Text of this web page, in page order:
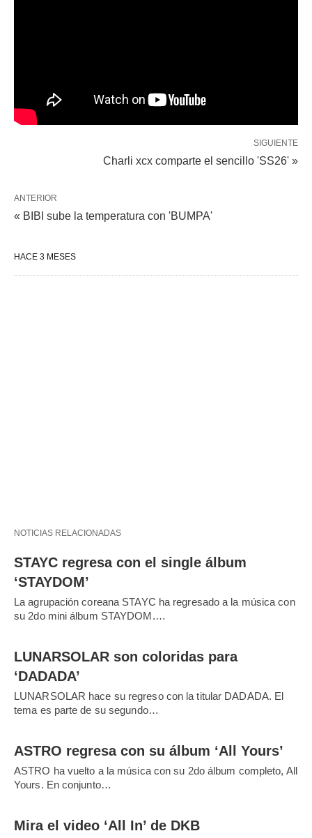
SIGUIENTE
Charli xcx comparte el sencillo 'SS26' »
ANTERIOR
« BIBI sube la temperatura con 'BUMPA'
HACE 3 MESES
NOTICIAS RELACIONADAS
STAYC regresa con el single álbum
‘STAYDOM’
La agrupación coreana STAYC ha regresado a la música con
su 2do mini álbum STAYDOM.…
LUNARSOLAR son coloridas para
‘DADADA’
LUNARSOLAR hace su regreso con la titular DADADA. El
tema es parte de su segundo…
ASTRO regresa con su álbum ‘All Yours’
ASTRO ha vuelto a la música con su 2do álbum completo, All
Yours. En conjunto…
Mira el video ‘All In’ de DKB